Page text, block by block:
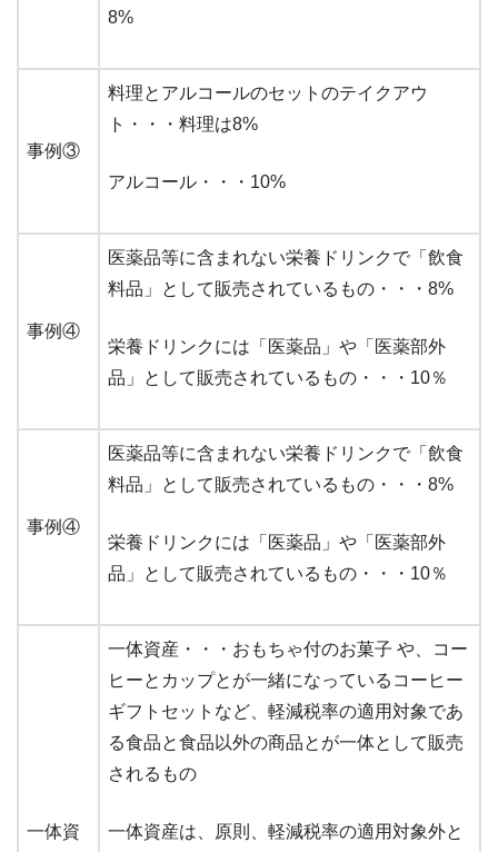
8%
事例③
料理とアルコールのセットのテイクアウ
ト・・・料理は8%
アルコール・・・10%
事例④
医薬品等に含まれない栄養ドリンクで「飲食
料品」として販売されているもの・・・8%
栄養ドリンクには「医薬品」や「医薬部外
品」として販売されているもの・・・10％
事例④
医薬品等に含まれない栄養ドリンクで「飲食
料品」として販売されているもの・・・8%
栄養ドリンクには「医薬品」や「医薬部外
品」として販売されているもの・・・10％
一体資
一体資産・・・おもちゃ付のお菓子 や、コー
ヒーとカップとが一緒になっているコーヒー
ギフトセットなど、軽減税率の適用対象であ
る食品と食品以外の商品とが一体として販売
されるもの
一体資産は、原則、軽減税率の適用対象外と